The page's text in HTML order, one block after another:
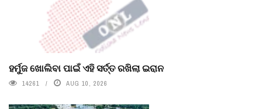
ହର୍ମୁଜ ଖୋଲିବା ପାଇଁ ଏହି ସର୍ତ୍ତ ରଖିଲା ଇରାନ
14261 AUG 10, 2026